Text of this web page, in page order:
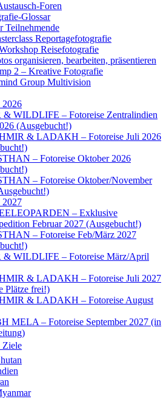
Foren
Glossar
Teilnehmende
Reportagefotografie
Reisefotografie
organisieren, bearbeiten, präsentieren
2 – Kreative Fotografie
Group Multivision
2026
& WILDLIFE – Fotoreise Zentralindien
(Ausgebucht!)
& LADAKH – Fotoreise Juli 2026
– Fotoreise Oktober 2026
– Fotoreise Oktober/November
2027
– Exklusive
Februar 2027 (Ausgebucht!)
– Fotoreise Feb/März 2027
& WILDLIFE – Fotoreise März/April
& LADAKH – Fotoreise Juli 2027
Plätze frei!)
& LADAKH – Fotoreise August
MELA – Fotoreise September 2027 (in
Ziele